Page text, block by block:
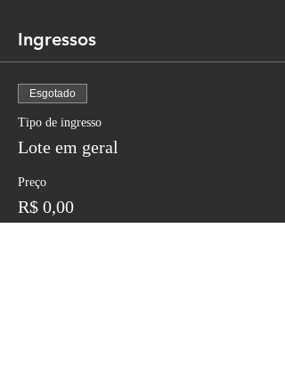
Ingressos
Esgotado
Tipo de ingresso
Lote em geral
Preço
R$ 0,00